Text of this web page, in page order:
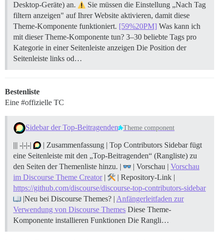
Desktop-Geräte) an.
Sie müssen die Einstellung „Nach Tag
filtern anzeigen" auf Ihrer Website aktivieren, damit diese
Theme-Komponente funktioniert. [59%20PM] Was kann ich
mit dieser Theme-Komponente tun? 3–30 beliebte Tags pro
Kategorie in einer Seitenleiste anzeigen Die Position der
Seitenleiste links od…
Bestenliste
Eine #offizielle TC
Sidebar der Top-Beitragenden Theme component
||| -|-|-|
| Zusammenfassung | Top Contributors Sidebar fügt
eine Seitenleiste mit den „Top-Beitragenden“ (Rangliste) zu
den Seiten der Themenliste hinzu. |
| Vorschau | Vorschau
im Discourse Theme Creator|
| Repository-Link |
https://github.com/discourse/discourse-top-contributors-sidebar
|Neu bei Discourse Themes? | Anfängerleitfaden zur
Verwendung von Discourse Themes Diese Theme-
Komponente installieren Funktionen Die Rangli…